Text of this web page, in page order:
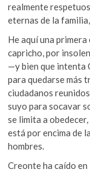
realmente
eternas de la
He aquí una
capricho, por
—y bien que intenta
para quedarse más
ciudadanos
suyo para socavar
se limita a
está por encima de
hombres.
Creonte ha caído